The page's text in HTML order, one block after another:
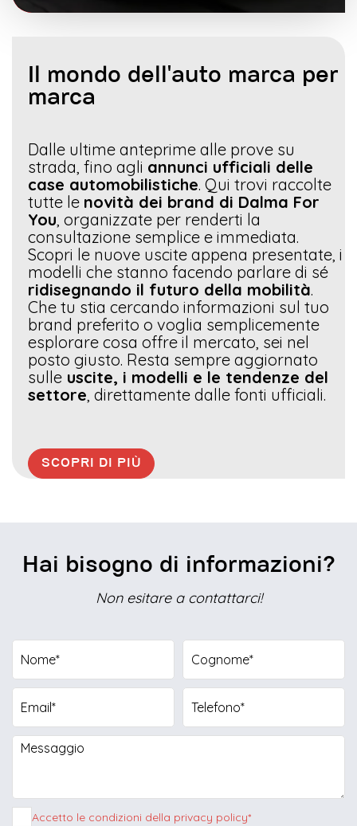
Il mondo dell'auto marca per
marca
Dalle ultime anteprime alle prove su
strada, fino agli annunci ufficiali delle
case automobilistiche. Qui trovi raccolte
tutte le novità dei brand di Dalma For
You, organizzate per renderti la
consultazione semplice e immediata.
Scopri le nuove uscite appena presentate, i
modelli che stanno facendo parlare di sé
ridisegnando il futuro della mobilità.
Che tu stia cercando informazioni sul tuo
brand preferito o voglia semplicemente
esplorare cosa offre il mercato, sei nel
posto giusto. Resta sempre aggiornato
sulle uscite, i modelli e le tendenze del
settore, direttamente dalle fonti ufficiali.
SCOPRI DI PIÙ
Hai bisogno di informazioni?
Non esitare a contattarci!
Seleziona la fascia oraria di preferenza
15.00 - 17.00
17.00 - 19.00
Accetto le condizioni della privacy policy*